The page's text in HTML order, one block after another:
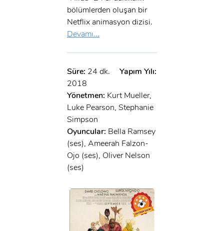
bölümlerden oluşan bir
Netflix animasyon dizisi.
Devamı...
Süre: 24 dk.
Yapım Yılı:
2018
Yönetmen: Kurt Mueller,
Luke Pearson, Stephanie
Simpson
Oyuncular: Bella Ramsey
(ses), Ameerah Falzon-
Ojo (ses), Oliver Nelson
(ses)